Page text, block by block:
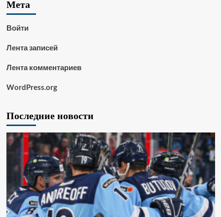
Мета
Войти
Лента записей
Лента комментариев
WordPress.org
Последние новости